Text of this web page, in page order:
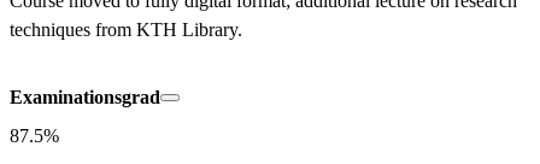
techniques from KTH Library.
Examinationsgrad
87.5%